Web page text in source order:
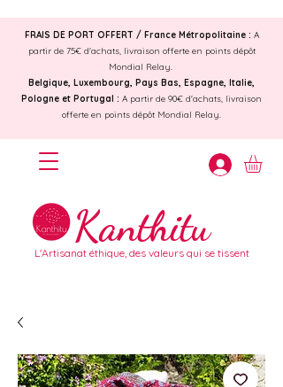
Kanthitu
L'Artisanat éthique, des valeurs qui se tissent
FRAIS DE PORT OFFERT / France Métropolitaine : A
partir de 75€ d'achats, livraison offerte en points dépôt
Mondial Relay.
Belgique, Luxembourg, Pays Bas, Espagne, Italie,
Pologne et Portugal : A partir de 90€ d'achats, livraison
offerte en points dépôt Mondial Relay.